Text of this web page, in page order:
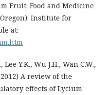
Fruit: Food and Medicine
Institute for
at:
Lee Y.K., Wu J.H., Wan C.W.,
A review of the
effects of Lycium